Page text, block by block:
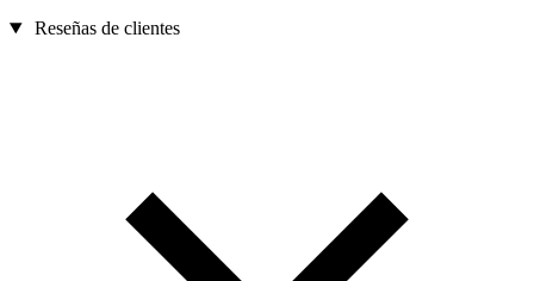
Reseñas de clientes